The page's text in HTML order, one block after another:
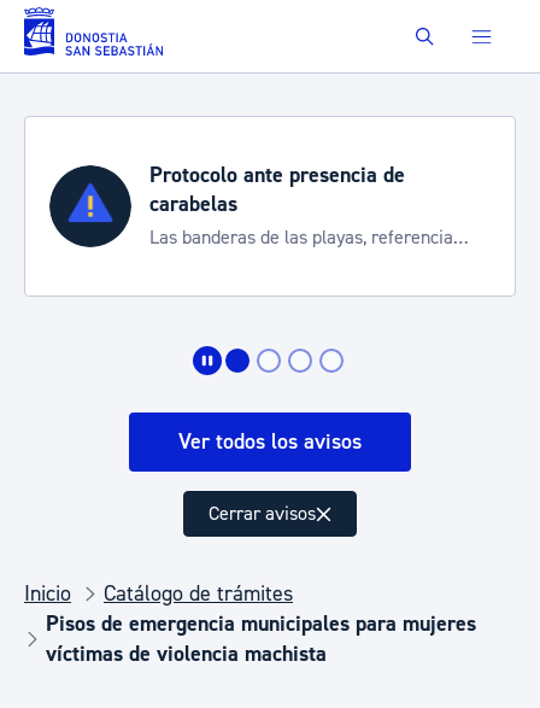
Saltar al contenido principal Buscar
de
referencia
Semana Grande 2026
Cortes de tráfico y
de transporte
Ver todos los avisos
Cerrar avisos
Inicio
Catálogo de trámites
Pisos de emergencia municipales para mujeres
víctimas de violencia machista